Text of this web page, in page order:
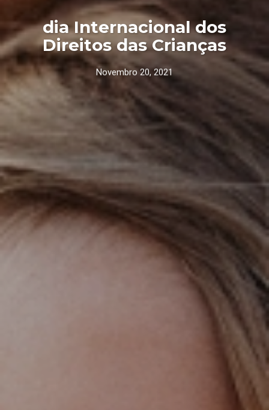
dia Internacional dos
Direitos das Crianças
Novembro 20, 2021